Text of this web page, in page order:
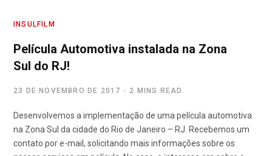
INSULFILM
Película Automotiva instalada na Zona
Sul do RJ!
23 DE NOVEMBRO DE 2017 2 MINS READ
Desenvolvemos a implementação de uma película automotiva
na Zona Sul da cidade do Rio de Janeiro – RJ. Recebemos um
contato por e-mail, solicitando mais informações sobre os